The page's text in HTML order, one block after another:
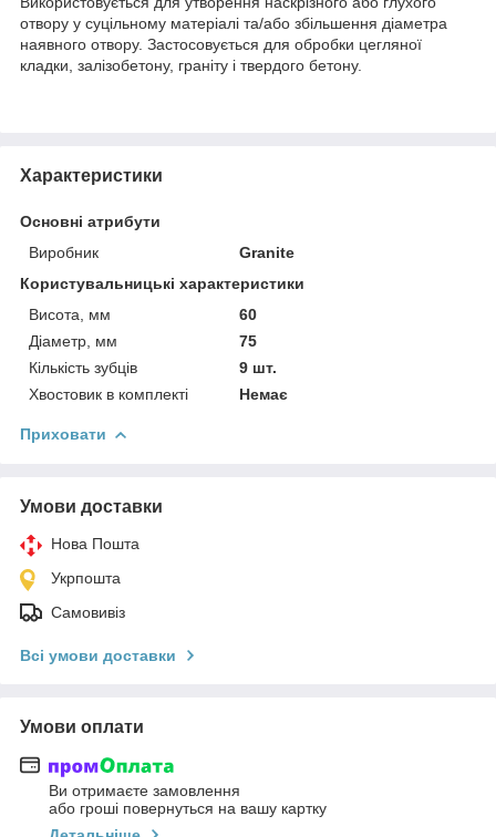
отвору у суцільному матеріалі та/або збільшення діаметра
наявного отвору. Застосовується для обробки цегляної
кладки, залізобетону, граніту і твердого бетону.
Характеристики
Основні атрибути
Виробник
Granite
Користувальницькі характеристики
Висота, мм
60
Діаметр, мм
75
Кількість зубців
9 шт.
Хвостовик в комплекті
Немає
Приховати
Умови доставки
Нова Пошта
Укрпошта
Самовивіз
Всі умови доставки
Умови оплати
Ви отримаєте замовлення
або гроші повернуться на вашу картку